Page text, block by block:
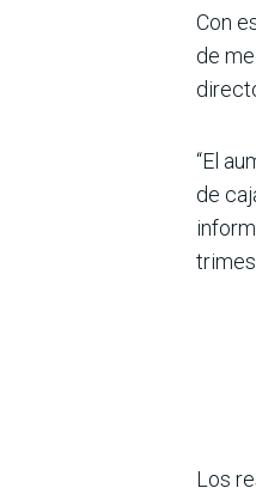
Con
de
“El
de
Los